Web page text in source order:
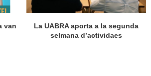
van
La UABRA aporta a la segunda
selmana d’actividaes